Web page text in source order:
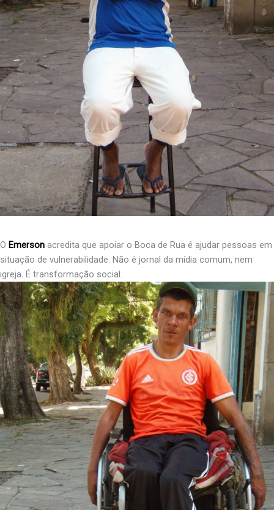
O Emerson acredita que apoiar o Boca de Rua é ajudar pessoas em
situação de vulnerabilidade. Não é jornal da mídia comum, nem
igreja. É transformação social.